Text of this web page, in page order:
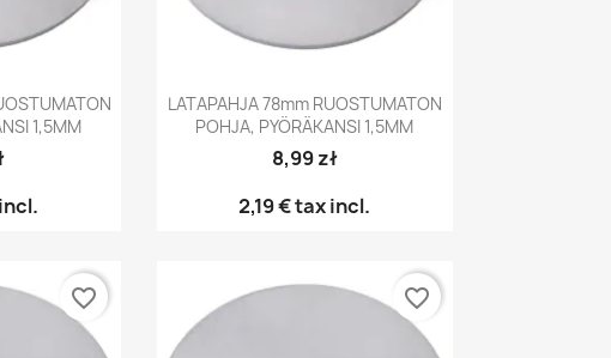
1,5MM
Pikakatselu
LATAPAHJA 78mm RUOSTUMATON
POHJA, PYÖRÄKANSI 1,5MM
8,99 zł
2,19 €tax incl.
favorite_border favorite_border